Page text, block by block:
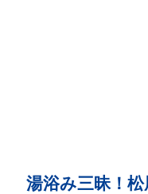
湯浴み三昧！